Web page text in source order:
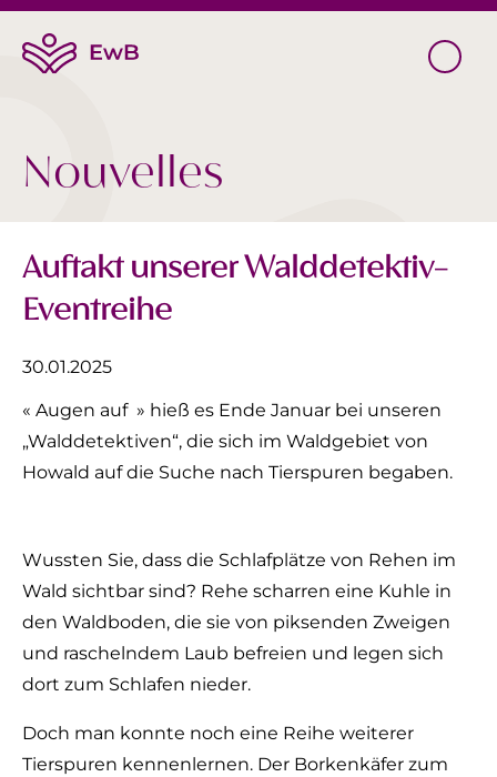
Nouvelles
Auftakt unserer Walddetektiv-
Eventreihe
30.01.2025
« Augen auf » hieß es Ende Januar bei unseren
„Walddetektiven“, die sich im Waldgebiet von
Howald auf die Suche nach Tierspuren begaben.
Wussten Sie, dass die Schlafplätze von Rehen im
Wald sichtbar sind? Rehe scharren eine Kuhle in
den Waldboden, die sie von piksenden Zweigen
und raschelndem Laub befreien und legen sich
dort zum Schlafen nieder.
Doch man konnte noch eine Reihe weiterer
Tierspuren kennenlernen. Der Borkenkäfer zum